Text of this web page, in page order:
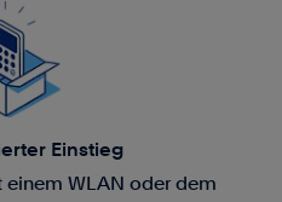
Einstieg
einem WLAN oder dem